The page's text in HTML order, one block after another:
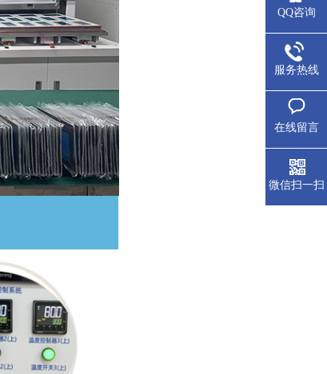
QQ咨询
服务热线
在线留言
微信扫一扫